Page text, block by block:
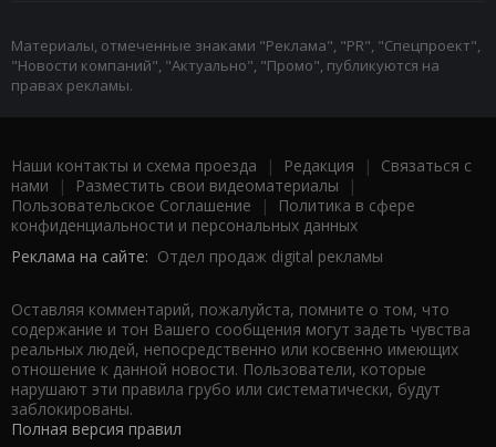
Материалы, отмеченные знаками "Реклама", "PR", "Спецпроект",
"Новости компаний", "Актуально", "Промо", публикуются на
правах рекламы.
Наши контакты и схема проезда | Редакция | Связаться с
нами | Разместить свои видеоматериалы |
Пользовательское Соглашение |
Политика в сфере
конфиденциальности и персональных данных
Реклама на сайте: Отдел продаж digital рекламы
Оставляя комментарий, пожалуйста, помните о том, что
содержание и тон Вашего сообщения могут задеть чувства
реальных людей, непосредственно или косвенно имеющих
отношение к данной новости. Пользователи, которые
нарушают эти правила грубо или систематически, будут
заблокированы.
Полная версия правил